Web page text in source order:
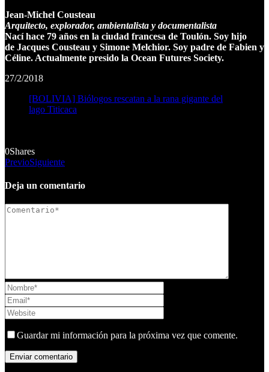
Jean-Michel Cousteau
Arquitecto, explorador, ambientalista y documentalista
Nací hace 79 años en la ciudad francesa de Toulón. Soy hijo
de Jacques Cousteau y Simone Melchior. Soy padre de Fabien y
Céline. Actualmente presido la Ocean Futures Society.
27/2/2018
[BOLIVIA] Biólogos rescatan a la rana gigante del
lago Titicaca
0Shares
PrevioSiguiente
Deja un comentario
Guardar mi información para la próxima vez que comente.